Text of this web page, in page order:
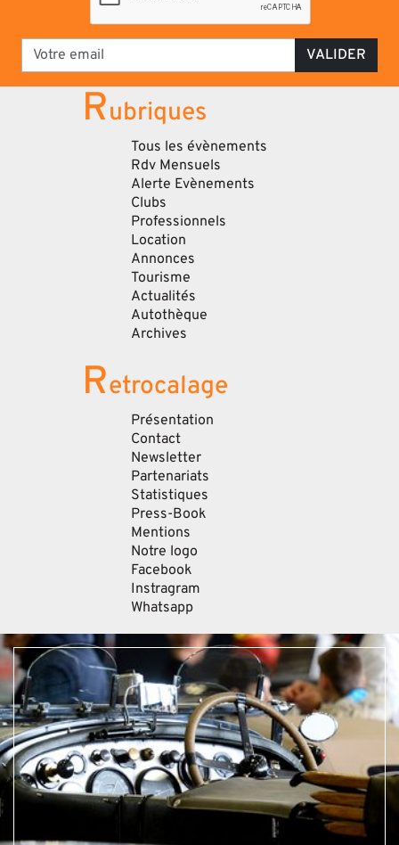
VALIDER
Rubriques
Tous les évènements
Rdv Mensuels
Alerte Evènements
Clubs
Professionnels
Location
Annonces
Tourisme
Actualités
Autothèque
Archives
Retrocalage
Présentation
Contact
Newsletter
Partenariats
Statistiques
Press-Book
Mentions
Notre logo
Facebook
Instragram
Whatsapp